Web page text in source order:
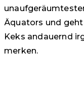
Äquators und
Keks andauernd
merken.